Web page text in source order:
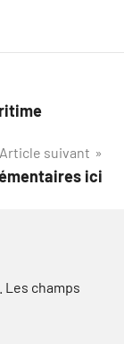
Article suivant
ici
Les champs